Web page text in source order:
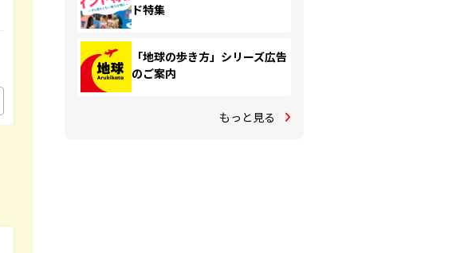
ド特集
「地球の歩き方」シリーズ広告
のご案内
もっと見る